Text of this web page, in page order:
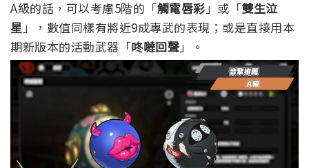
A級的話，可以考慮5階的「觸電唇彩 」或「雙生泣
星 」， 數值同樣有將近9成專武的表現；或是直接用本
期新版本的活動武器「咚噠回聲」。